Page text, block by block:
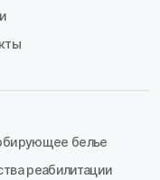
белье
реабилитации